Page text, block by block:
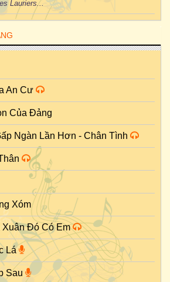
Lauriers...
An Cư
Của Đảng
Ngàn Lần Hơn - Chân Tình
Xóm
Xuân Đó Có Em
Lá
Sau